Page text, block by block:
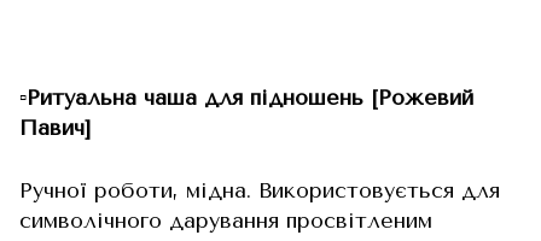
▫️Ритуальна чаша для підношень [Рожевий
Павич]
Ручної роботи, мідна. Використовується для
символічного дарування просвітленим